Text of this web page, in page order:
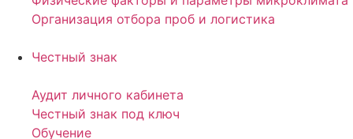
Организация отбора проб и логистика
Честный знак
Аудит личного кабинета
Честный знак под ключ
Обучение